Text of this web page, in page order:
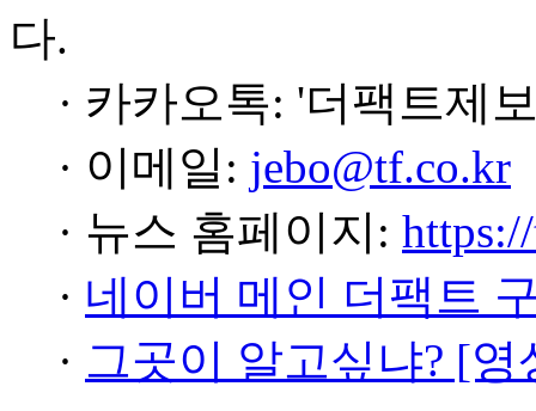
다.
· 카카오톡: '더팩트제
· 이메일: jebo@tf.co.kr
· 뉴스 홈페이지:
· 네이버 메인 더팩트
· 그곳이 알고싶냐? [